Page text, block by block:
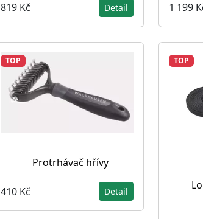
819 Kč Detail 1 199
TOP
Protrhávač hřívy
410 Kč Detail
TOP